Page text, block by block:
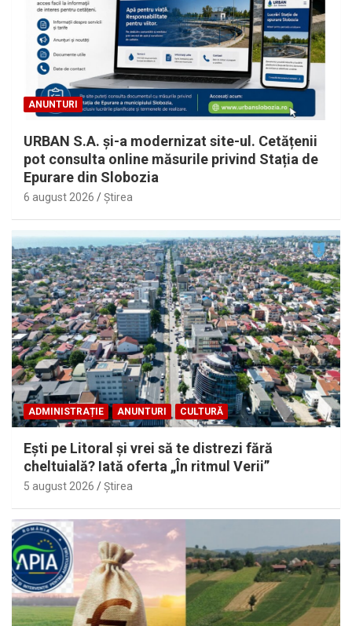
ANUNTURI
URBAN S.A. și-a modernizat site-ul. Cetățenii
pot consulta online măsurile privind Stația de
Epurare din Slobozia
6 august 2026 Ştirea
ADMINISTRAȚIE ANUNTURI CULTURĂ
Eşti pe Litoral şi vrei să te distrezi fără
cheltuială? Iată oferta „În ritmul Verii”
5 august 2026 Ştirea